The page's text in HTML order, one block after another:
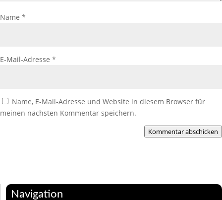
Name *
E-Mail-Adresse *
Name, E-Mail-Adresse und Website in diesem Browser für
meinen nächsten Kommentar speichern.
Kommentar abschicken
Navigation